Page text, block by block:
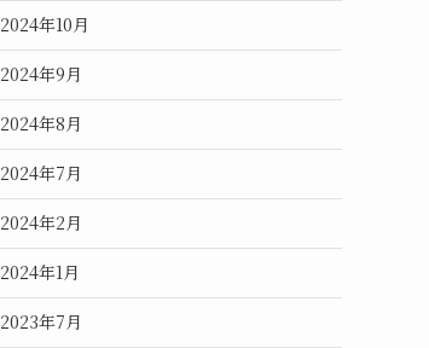
2024年10月
2024年9月
2024年8月
2024年7月
2024年2月
2024年1月
2023年7月